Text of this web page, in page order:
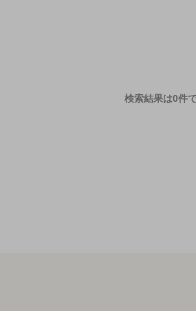
検索結果は0件で